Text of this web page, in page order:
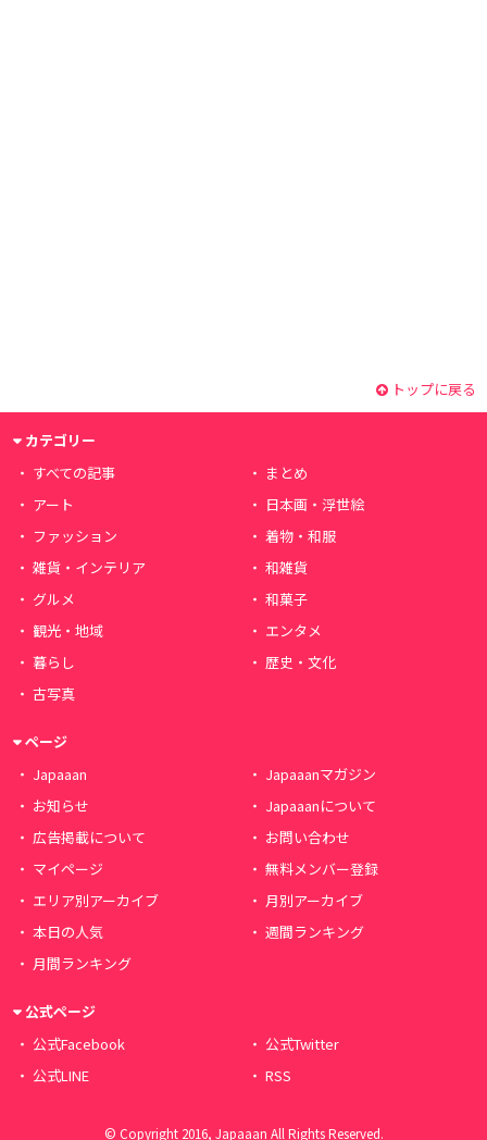
トップに戻る
カテゴリー
すべての記事
まとめ
アート
日本画・浮世絵
ファッション
着物・和服
雑貨・インテリア
和雑貨
グルメ
和菓子
観光・地域
エンタメ
暮らし
歴史・文化
古写真
ページ
Japaaan
Japaaanマガジン
お知らせ
Japaaanについて
広告掲載について
お問い合わせ
マイページ
無料メンバー登録
エリア別アーカイブ
月別アーカイブ
本日の人気
週間ランキング
月間ランキング
公式ページ
公式Facebook
公式Twitter
公式LINE
RSS
© Copyright 2016, Japaaan All Rights Reserved.